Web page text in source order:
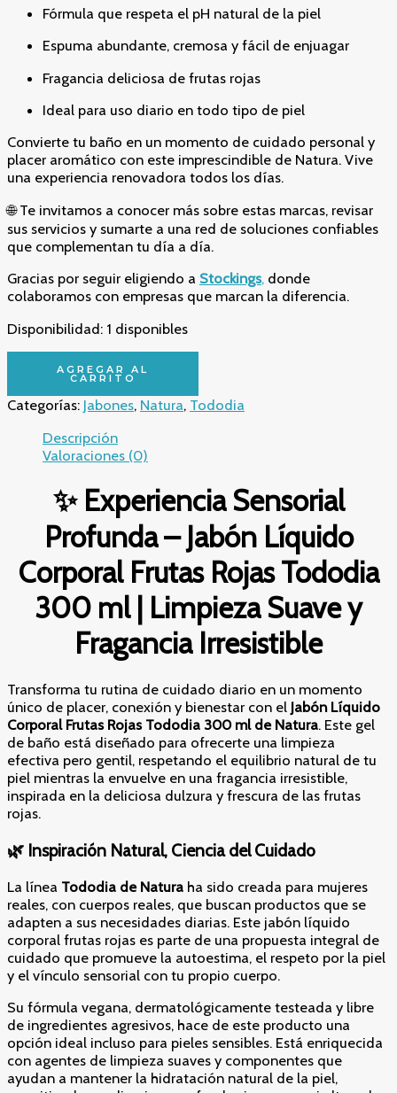
Fórmula que respeta el pH natural de la piel
Espuma abundante, cremosa y fácil de enjuagar
Fragancia deliciosa de frutas rojas
Ideal para uso diario en todo tipo de piel
Convierte tu baño en un momento de cuidado personal y
placer aromático con este imprescindible de Natura. Vive
una experiencia renovadora todos los días.
🌐 Te invitamos a conocer más sobre estas marcas, revisar
sus servicios y sumarte a una red de soluciones confiables
que complementan tu día a día.
Gracias por seguir eligiendo a Stockings, donde
colaboramos con empresas que marcan la diferencia.
Disponibilidad: 1 disponibles
Experiencia
Sensorial
Profunda
Líquido
Tododia
ml
Limpieza
cantidad
AGREGAR AL
CARRITO
Categorías: Jabones, Natura, Tododia
Descripción
Valoraciones (0)
✨ Experiencia Sensorial
Profunda – Jabón Líquido
Corporal Frutas Rojas Tododia
300 ml | Limpieza Suave y
Fragancia Irresistible
Transforma tu rutina de cuidado diario en un momento
único de placer, conexión y bienestar con el Jabón Líquido
Corporal Frutas Rojas Tododia 300 ml de Natura. Este gel
de baño está diseñado para ofrecerte una limpieza
efectiva pero gentil, respetando el equilibrio natural de tu
piel mientras la envuelve en una fragancia irresistible,
inspirada en la deliciosa dulzura y frescura de las frutas
rojas.
🌿 Inspiración Natural, Ciencia del Cuidado
La línea Tododia de Natura ha sido creada para mujeres
reales, con cuerpos reales, que buscan productos que se
adapten a sus necesidades diarias. Este jabón líquido
corporal frutas rojas es parte de una propuesta integral de
cuidado que promueve la autoestima, el respeto por la piel
y el vínculo sensorial con tu propio cuerpo.
Su fórmula vegana, dermatológicamente testeada y libre
de ingredientes agresivos, hace de este producto una
opción ideal incluso para pieles sensibles. Está enriquecida
con agentes de limpieza suaves y componentes que
ayudan a mantener la hidratación natural de la piel,